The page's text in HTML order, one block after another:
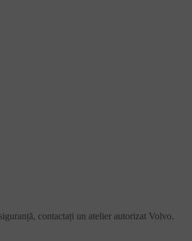
contactați un atelier autorizat Volvo.